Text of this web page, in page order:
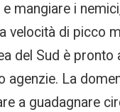
mangiare i
velocità di picco
del Sud è
agenzie. La
a guadagnare